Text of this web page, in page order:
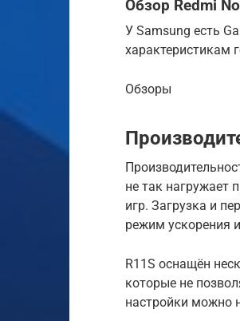
Обзор Redmi
У Samsung есть
характеристикам
Обзоры
не так нагружает
игр. Загрузка и
режим ускорения
R11S оснащён
которые не
настройки можно